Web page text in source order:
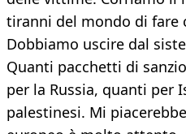
tiranni del mondo di fare
Dobbiamo uscire dal
Quanti pacchetti di
per la Russia, quanti per
palestinesi. Mi